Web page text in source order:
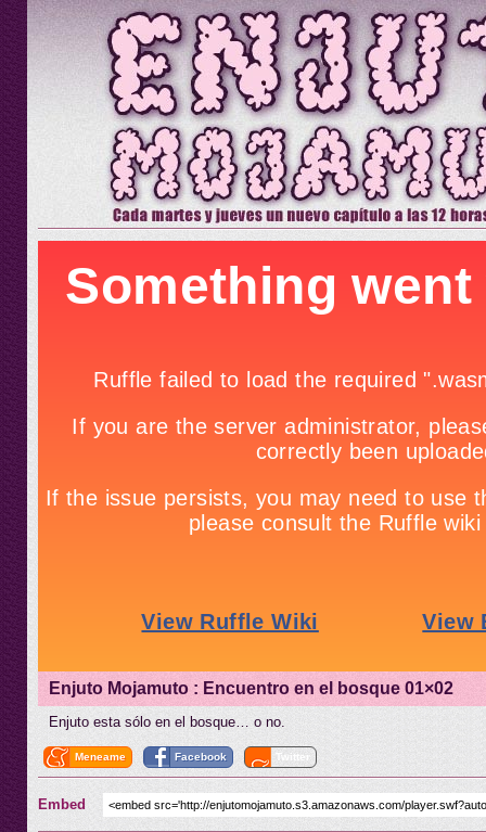
Enjuto Mojamuto : Encuentro en el bosque 01×02
Enjuto esta sólo en el bosque… o no.
Meneame Facebook Twitter
Embed